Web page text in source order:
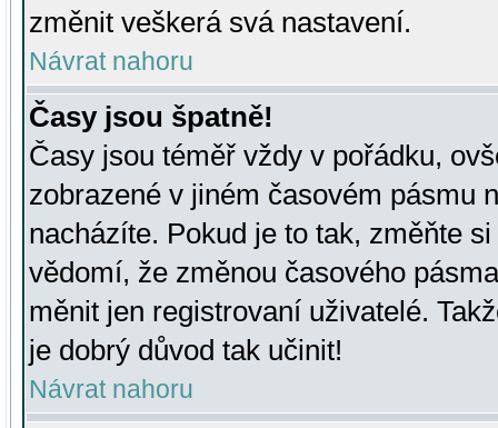
změnit veškerá svá nastavení.
Návrat nahoru
Časy jsou špatně!
Časy jsou téměř vždy v pořádku,
zobrazené v jiném časovém pásmu
nacházíte. Pokud je to tak, změňte
vědomí, že změnou časového
měnit jen registrovaní uživatelé.
je dobrý důvod tak učinit!
Návrat nahoru